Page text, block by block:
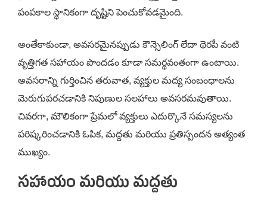
పంపకాల స్థానికంగా దృష్టిని పెంచుకోవడమైంది.
అంతేకాకుండా, అవసరమైనప్పుడు కౌన్సెలింగ్ లేదా థెరపీ వంటి
వృత్తిగత సహాయం పొందడం కూడా సమర్థవంతంగా ఉంటాయి.
అవసరాన్ని గుర్తించిన తరువాత, వ్యక్తుల మద్య సంబంధాలను
మెరుగుపరచడానికి నిపుణుల సలహాలు అవసరమవుతాయి.
చివరగా, మౌలికంగా ప్రేమలో వ్యక్తులు ఎదుర్కొనే సమస్యలను
పరిష్కరించడానికి ఓపిక, మద్దతు మరియు ప్రతిస్పందన అత్యంత
ముఖ్యం.
సహాయం మరియు మద్దతు